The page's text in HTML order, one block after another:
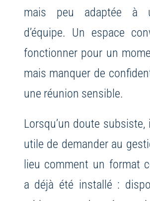
mais peu adaptée à
d’équipe. Un espace
fonctionner pour un
mais manquer de
une réunion sensible.
Lorsqu’un doute
utile de demander au
lieu comment un format
a déjà été installé :